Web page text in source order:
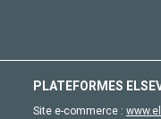
PLATEFORMES
Site e-commerce :